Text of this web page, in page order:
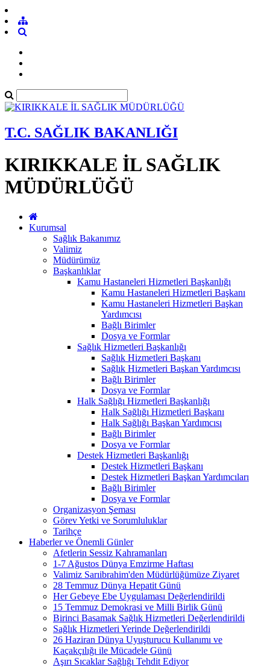
T.C. SAĞLIK BAKANLIĞI
KIRIKKALE İL SAĞLIK
MÜDÜRLÜĞÜ
Kurumsal
Sağlık Bakanımız
Valimiz
Müdürümüz
Başkanlıklar
Kamu Hastaneleri Hizmetleri Başkanlığı
Kamu Hastaneleri Hizmetleri Başkanı
Kamu Hastaneleri Hizmetleri Başkan
Yardımcısı
Bağlı Birimler
Dosya ve Formlar
Sağlık Hizmetleri Başkanlığı
Sağlık Hizmetleri Başkanı
Sağlık Hizmetleri Başkan Yardımcısı
Bağlı Birimler
Dosya ve Formlar
Halk Sağlığı Hizmetleri Başkanlığı
Halk Sağlığı Hizmetleri Başkanı
Halk Sağlığı Başkan Yardımcısı
Bağlı Birimler
Dosya ve Formlar
Destek Hizmetleri Başkanlığı
Destek Hizmetleri Başkanı
Destek Hizmetleri Başkan Yardımcıları
Bağlı Birimler
Dosya ve Formlar
Organizasyon Şeması
Görev Yetki ve Sorumluluklar
Tarihçe
Haberler ve Önemli Günler
Afetlerin Sessiz Kahramanları
1-7 Ağustos Dünya Emzirme Haftası
Valimiz Sarıibrahim'den Müdürlüğümüze Ziyaret
28 Temmuz Dünya Hepatit Günü
Her Gebeye Ebe Uygulaması Değerlendirildi
15 Temmuz Demokrasi ve Milli Birlik Günü
Birinci Basamak Sağlık Hizmetleri Değerlendirildi
Sağlık Hizmetleri Yerinde Değerlendirildi
26 Haziran Dünya Uyuşturucu Kullanımı ve
Kaçakçılığı ile Mücadele Günü
Aşırı Sıcaklar Sağlığı Tehdit Ediyor